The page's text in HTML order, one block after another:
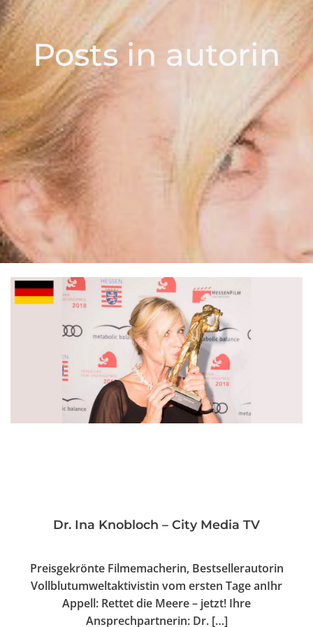
Posts in autorin
Dr. Ina Knobloch – City Media TV
Preisgekrönte Filmemacherin, Bestsellerautorin
Vollblutumweltaktivistin vom ersten Tage anIhr
Appell: Rettet die Meere – jetzt! Ihre
Ansprechpartnerin: Dr. […]